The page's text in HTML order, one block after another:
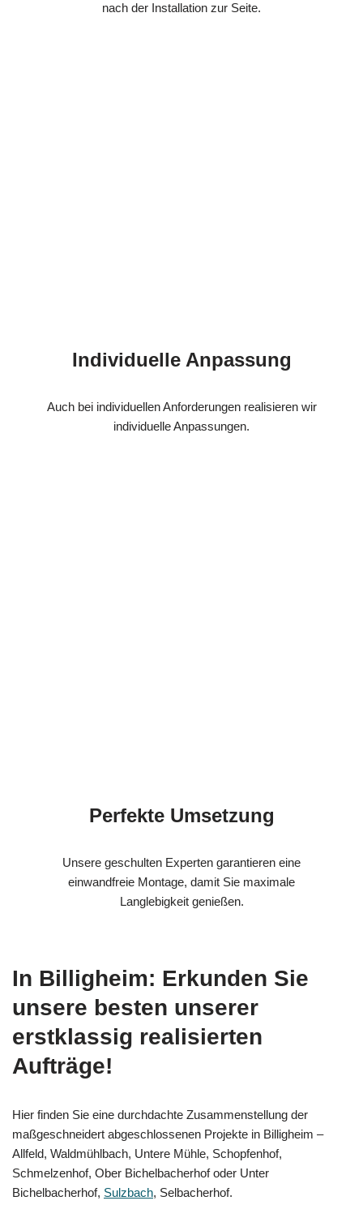
nach der Installation zur Seite.
Individuelle Anpassung
Auch bei individuellen Anforderungen realisieren wir
individuelle Anpassungen.
Perfekte Umsetzung
Unsere geschulten Experten garantieren eine
einwandfreie Montage, damit Sie maximale
Langlebigkeit genießen.
In Billigheim: Erkunden Sie
unsere besten unserer
erstklassig realisierten
Aufträge!
Hier finden Sie eine durchdachte Zusammenstellung der
maßgeschneidert abgeschlossenen Projekte in Billigheim –
Allfeld, Waldmühlbach, Untere Mühle, Schopfenhof,
Schmelzenhof, Ober Bichelbacherhof oder Unter
Bichelbacherhof, Sulzbach, Selbacherhof.